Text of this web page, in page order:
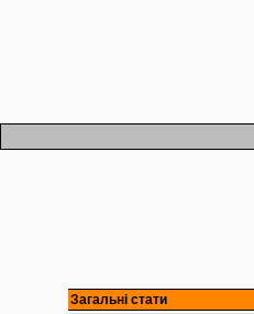
Загальні стати